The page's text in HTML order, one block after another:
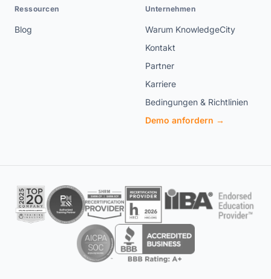
Ressourcen
Blog
Unternehmen
Warum KnowledgeCity
Kontakt
Partner
Karriere
Bedingungen & Richtlinien
Demo anfordern →